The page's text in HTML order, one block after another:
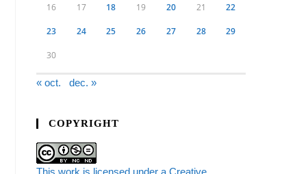
16 17 18 19 20 21 22
23 24 25 26 27 28 29
30
« oct. dec. »
COPYRIGHT
This work is licensed under a Creative